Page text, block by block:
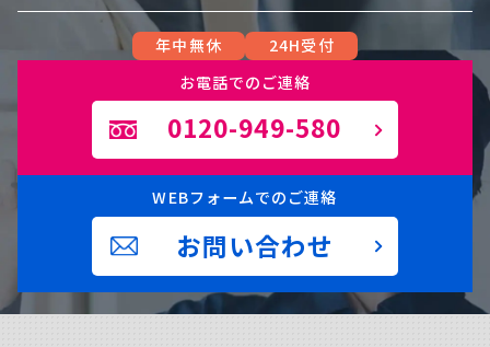
年中無休
24H受付
お電話でのご連絡
0120-949-580
WEBフォームでのご連絡
お問い合わせ